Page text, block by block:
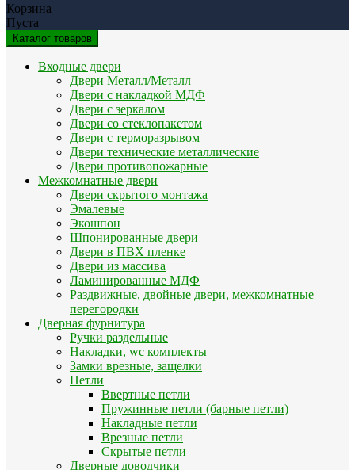
Корзина
Пуста
Каталог товаров
Входные двери
Двери Металл/Металл
Двери с накладкой МДФ
Двери с зеркалом
Двери со стеклопакетом
Двери с терморазрывом
Двери технические металлические
Двери противопожарные
Межкомнатные двери
Двери скрытого монтажа
Эмалевые
Экошпон
Шпонированные двери
Двери в ПВХ пленке
Двери из массива
Ламинированные МДФ
Раздвижные, двойные двери, межкомнатные
перегородки
Дверная фурнитура
Ручки раздельные
Накладки, wc комплекты
Замки врезные, защелки
Петли
Ввертные петли
Пружинные петли (барные петли)
Накладные петли
Врезные петли
Скрытые петли
Дверные доводчики